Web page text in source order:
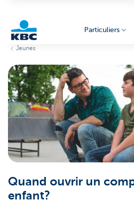
Particuliers
Jeunes
Quand ouvrir un
enfant?